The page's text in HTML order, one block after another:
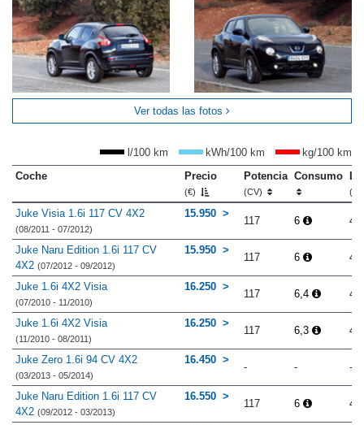
Ver todas las fotos
l/100 km kWh/100 km
kg/100 km
Coche
Precio
(€)
Potencia
(CV)
Consumo
Juke Visia 1.6i 117 CV 4X2
(08/2011 - 07/2012)
15.950
117 6
Juke Naru Edition 1.6i 117 CV
4X2 (07/2012 - 09/2012)
15.950
117 6
Juke 1.6i 4X2 Visia
(07/2010 - 11/2010)
16.250
117 6,4
Juke 1.6i 4X2 Visia
(11/2010 - 08/2011)
16.250
117 6,3
Juke Zero 1.6i 94 CV 4X2
(03/2013 - 05/2014)
16.450
- - -
Juke Naru Edition 1.6i 117 CV
4X2 (09/2012 - 03/2013)
16.550
117 6